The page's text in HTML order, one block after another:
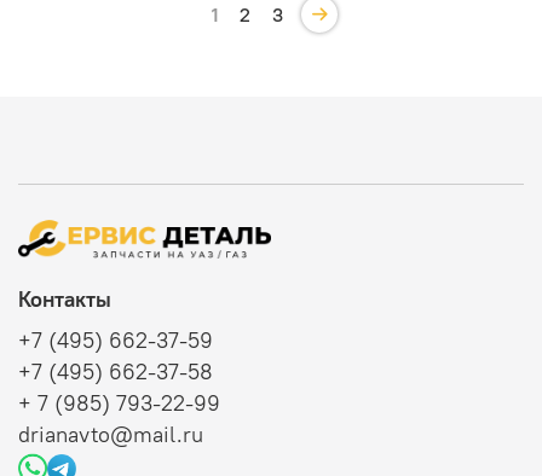
1 2 3
Контакты
+7 (495) 662-37-59
+7 (495) 662-37-58
+ 7 (985) 793-22-99
drianavto@mail.ru